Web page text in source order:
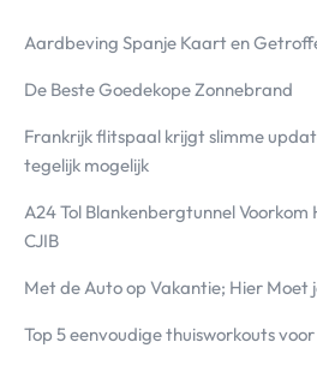
Aardbeving Spanje Kaart en
De Beste Goedekope Zonnebrand
Frankrijk flitspaal krijgt slimme
tegelijk mogelijk
A24 Tol Blankenbergtunnel Voorkom
CJIB
Met de Auto op Vakantie; Hier Moet
Top 5 eenvoudige thuisworkouts